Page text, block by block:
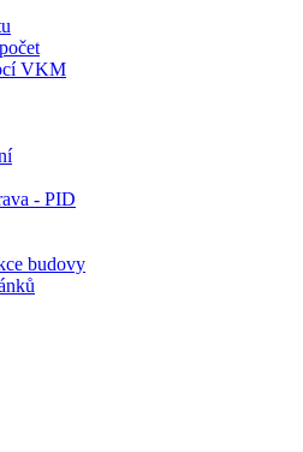
VKM
- PID
budovy